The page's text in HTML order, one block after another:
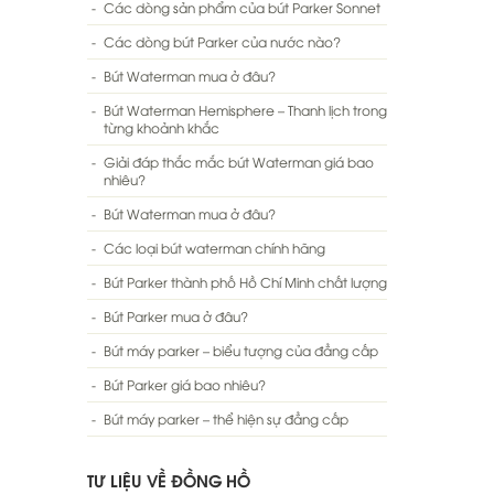
Các dòng sản phẩm của bút Parker Sonnet
Các dòng bút Parker của nước nào?
Bút Waterman mua ở đâu?
Bút Waterman Hemisphere – Thanh lịch trong
từng khoảnh khắc
Giải đáp thắc mắc bút Waterman giá bao
nhiêu?
Bút Waterman mua ở đâu?
Các loại bút waterman chính hãng
Bút Parker thành phố Hồ Chí Minh chất lượng
Bút Parker mua ở đâu?
Bút máy parker – biểu tượng của đẳng cấp
Bút Parker giá bao nhiêu?
Bút máy parker – thể hiện sự đẳng cấp
TƯ LIỆU VỀ ĐỒNG HỒ